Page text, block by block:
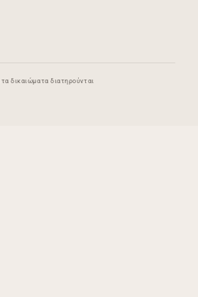
δικαιώματα διατηρούνται